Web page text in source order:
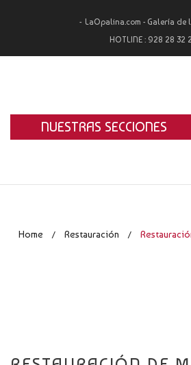
LaOpalina.com - Galería de
HOTLINE : 928 28 32
NUESTRAS SECCIONES
LA OPALINA
Home / Restauración /